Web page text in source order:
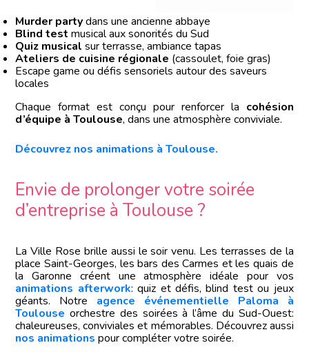
Murder partydans une ancienne abbaye
Blind test musical aux sonorités du Sud
Quiz musical sur terrasse, ambiance tapas
Ateliers de cuisine régionale (cassoulet, foie gras)
Escape game ou défis sensoriels autour des saveurs
locales
Chaque format est conçu pour renforcer la cohésion
d’équipe à Toulouse, dans une atmosphère conviviale.
Découvrez nos animations à Toulouse.
Envie de prolonger votre soirée
d’entreprise à Toulouse ?
La Ville Rose brille aussi le soir venu. Les terrasses de la
place Saint-Georges, les bars des Carmes et les quais de
la Garonne créent une atmosphère idéale pour vos
animations afterwork: quiz et défis, blind test ou jeux
géants. Notre agence événementielle Paloma à
Toulouse orchestre des soirées à l’âme du Sud-Ouest:
chaleureuses, conviviales et mémorables. Découvrez aussi
nos animations pour compléter votre soirée.